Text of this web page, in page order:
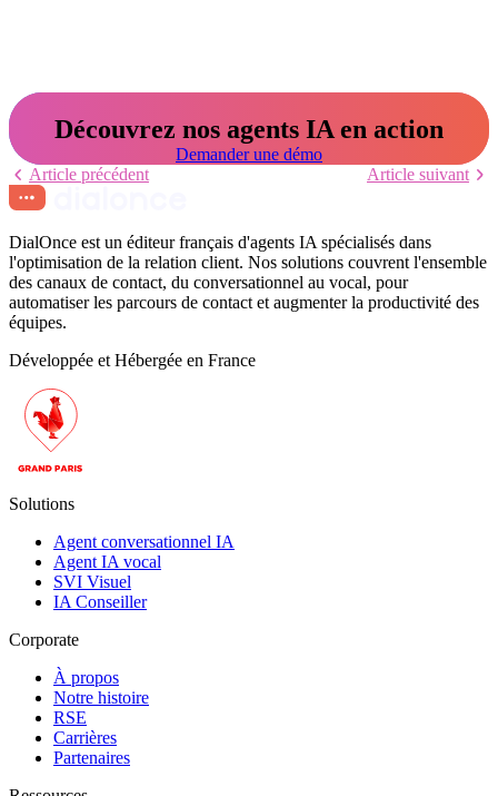
Découvrez nos agents IA en action
Demander une démo
Article précédent
Article suivant
DialOnce est un éditeur français d'agents IA spécialisés dans
l'optimisation de la relation client. Nos solutions couvrent l'ensemble
des canaux de contact, du conversationnel au vocal, pour
automatiser les parcours de contact et augmenter la productivité des
équipes.
Développée et Hébergée en France
Solutions
Agent conversationnel IA
Agent IA vocal
SVI Visuel
IA Conseiller
Corporate
À propos
Notre histoire
RSE
Carrières
Partenaires